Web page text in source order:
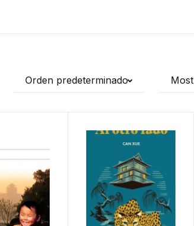
Orden predeterminado